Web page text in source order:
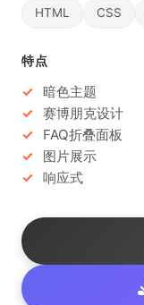
HTML CSS
特点
暗色主题
赛博朋克设计
FAQ折叠面板
图片展示
响应式